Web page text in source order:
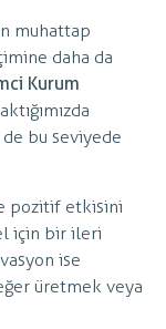
muhattap
daha da
Kurum
bu seviyede
pozitif etkisini
için bir ileri
ise
üretmek veya